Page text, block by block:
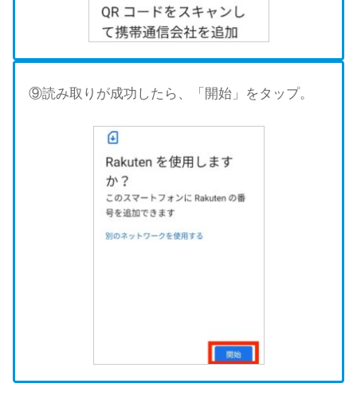
⑨読み取りが成功したら、「開始」をタップ。